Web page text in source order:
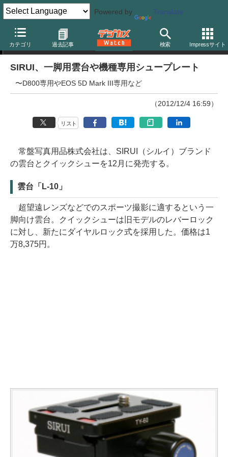
Powered by Translate
カテゴリ 過去記事 検索 Impressサイト
ニュース
SIRUI、一脚用雲台や機種専用シュープレート
〜D800専用やEOS 5D Mark III専用など
（2012/12/4 16:59）
リスト
常盤写真用品株式会社は、SIRUI（シルイ）ブランド
の雲台とクイックシューを12月に発売する。
雲台「L-10」
超望遠レンズなどでのスポーツ撮影に適するという一
脚向け雲台。クイックシューは旧モデルのレバーロック
に対し、新たにダイヤルロック式を採用した。価格は1
万8,375円。